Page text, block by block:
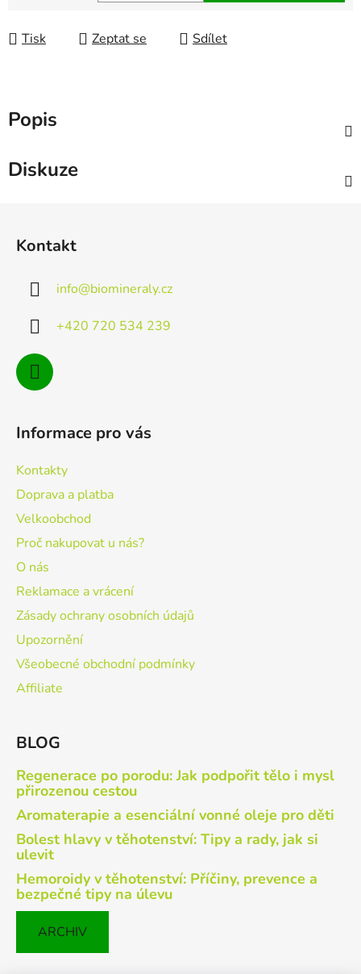
Tisk Zeptat se Sdílet
Popis
Diskuze
Kontakt
info@biomineraly.cz
+420 720 534 239
Informace pro vás
Kontakty
Doprava a platba
Velkoobchod
Proč nakupovat u nás?
O nás
Reklamace a vrácení
Zásady ochrany osobních údajů
Upozornění
Všeobecné obchodní podmínky
Affiliate
BLOG
Regenerace po porodu: Jak podpořit tělo i mysl
přirozenou cestou
Aromaterapie a esenciální vonné oleje pro děti
Bolest hlavy v těhotenství: Tipy a rady, jak si
ulevit
Hemoroidy v těhotenství: Příčiny, prevence a
bezpečné tipy na úlevu
ARCHIV